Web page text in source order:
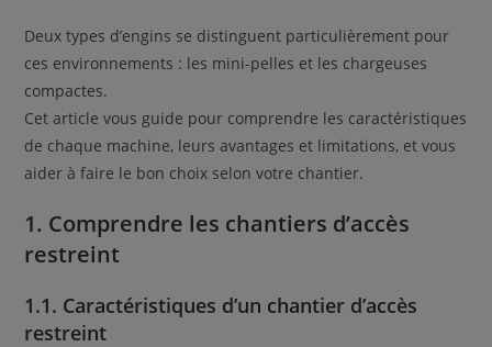
Deux types d’engins se distinguent particulièrement pour
ces environnements : les mini-pelles et les chargeuses
compactes.
Cet article vous guide pour comprendre les caractéristiques
de chaque machine, leurs avantages et limitations, et vous
aider à faire le bon choix selon votre chantier.
1. Comprendre les chantiers d’accès
restreint
1.1. Caractéristiques d’un chantier d’accès
restreint